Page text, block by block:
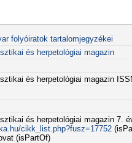
folyóiratok tartalomjegyzékei
és herpetológiai magazin
és herpetológiai magazin
és herpetológiai magazin 7.
cikk_list.php?fusz=17752
(isPartOf)